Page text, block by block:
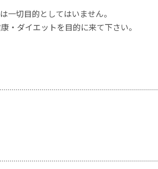
一切目的としてはいません。
・ダイエットを目的に来て下さい。